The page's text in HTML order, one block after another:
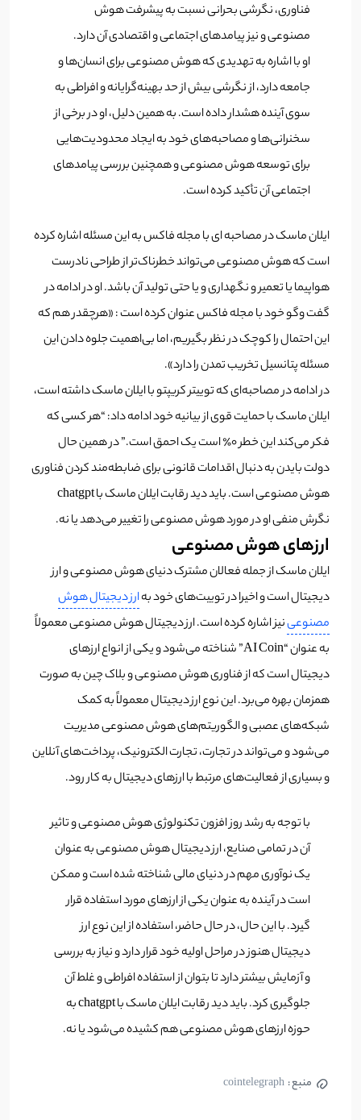
فناوری، نگرشی بحرانی نسبت به پیشرفت هوش
مصنوعی و نیز پیامدهای اجتماعی و اقتصادی آن دارد.
او با اشاره به تهدیدی که هوش مصنوعی برای انسان‌ها و
جامعه دارد، از نگرشی بیش از حد بهینه‌گرایانه و افراطی به
سوی آینده هشدار داده است. به همین دلیل، او در برخی از
سخنرانی‌ها و مصاحبه‌های خود به ایجاد محدودیت‌هایی
برای توسعه هوش مصنوعی و همچنین بررسی پیامدهای
اجتماعی آن تأکید کرده است.
ایلان ماسک در مصاحبه ای با مجله فاکس به این مسئله اشاره کرده
است که هوش مصنوعی می‌تواند خطرناک‌‌تر از طراحی نادرست
هواپیما یا تعمیر و نگهداری و یا حتی تولید آن باشد. او در ادامه در
گفت وگو خود با مجله فاکس عنوان کرده است : «هرچقدر هم که
این احتمال را کوچک در نظر بگیریم، اما بی‌اهمیت جلوه دادن این
مسئله پتانسیل تخریب تمدن را دارد».
در ادامه در مصاحبه‌ای که توییتر کریپتو با ایلان ماسک داشته است،
ایلان ماسک با حمایت قوی از بیانیه خود ادامه داد:“هر کسی که
فکر می‌کند این خطر 0٪ است یک احمق است.”
در همین حال
دولت بایدن به دنبال اقدامات قانونی برای ضابطه‌مند کردن فناوری
هوش مصنوعی است. باید دید رقابت ایلان ماسک با chatgpt
نگرش منفی او در مورد هوش مصنوعی را تغییر می‌دهد یا نه.
ارزهای هوش مصنوعی
ایلان ماسک از جمله فعالان مشترک دنیای هوش مصنوعی و ارز
دیجیتال است و اخیرا در توییت‌های خود بهارز دیجیتال هوش
مصنوعینیز اشاره کرده است. ارز دیجیتال هوش مصنوعی معمولاً
به عنوان “AI Coin” شناخته می‌شود و یکی از انواع ارزهای
دیجیتال است که از فناوری هوش مصنوعی و بلاک چین به صورت
همزمان بهره می‌برد. این نوع ارز دیجیتال معمولاً به کمک
شبکه‌های عصبی و الگوریتم‌های هوش مصنوعی مدیریت
می‌شود و می‌تواند در تجارت، تجارت الکترونیک، پرداخت‌های آنلاین
و بسیاری از فعالیت‌های مرتبط با ارزهای دیجیتال به کار رود.
با توجه به رشد روز افزون تکنولوژی هوش مصنوعی و تاثیر
آن در تمامی صنایع، ارز دیجیتال هوش مصنوعی به عنوان
یک نوآوری مهم در دنیای مالی شناخته شده است و ممکن
است در آینده به عنوان یکی از ارزهای مورد استفاده قرار
گیرد. با این حال، در حال حاضر، استفاده از این نوع ارز
دیجیتال هنوز در مراحل اولیه خود قرار دارد و نیاز به بررسی
و آزمایش بیشتر دارد تا بتوان از استفاده افراطی و غلط آن
جلوگیری کرد. باید دید رقابت ایلان ماسک با chatgpt به
حوزه ارزهای هوش مصنوعی هم کشیده می‌شود یا نه.
منبع : cointelegraph